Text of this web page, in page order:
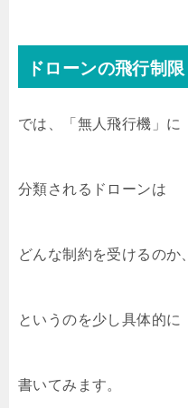
ドローンの飛行制限
では、「無人飛行機」に
分類されるドローンは
どんな制約を受けるのか、
というのを少し具体的に
書いてみます。